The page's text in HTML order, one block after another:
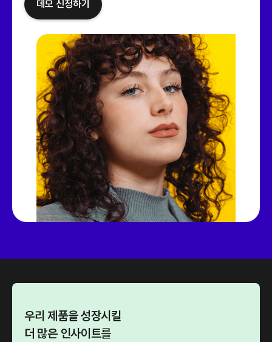
데모 신청하기
우리 제품을 성장시킬
더 많은 인사이트를